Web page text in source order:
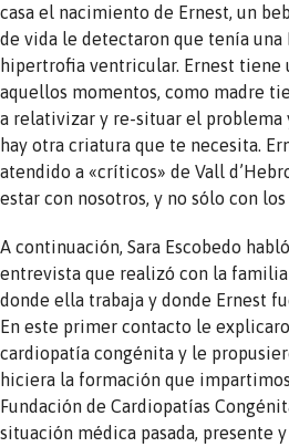
casa el nacimiento de Ernest, un
de vida le detectaron que tenía una
hipertrofia ventricular. Ernest tiene
aquellos momentos, como madre
a relativizar y re-situar el problema
hay otra criatura que te necesita.
atendido a «críticos» de Vall
estar con nosotros, y no sólo con
A continuación, Sara Escobedo
entrevista que realizó con la familia
donde ella trabaja y donde Ernest
En este primer contacto le
cardiopatía congénita y le
hiciera la formación que
Fundación de Cardiopatías
situación médica pasada, presente